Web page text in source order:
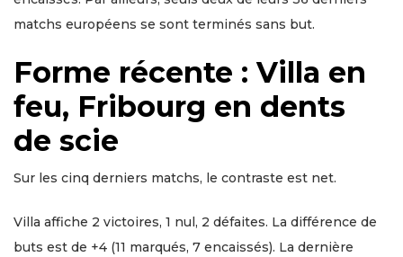
matchs européens se sont terminés sans but.
Forme récente : Villa en
feu, Fribourg en dents
de scie
Sur les cinq derniers matchs, le contraste est net.
Villa affiche 2 victoires, 1 nul, 2 défaites. La différence de
buts est de +4 (11 marqués, 7 encaissés). La dernière